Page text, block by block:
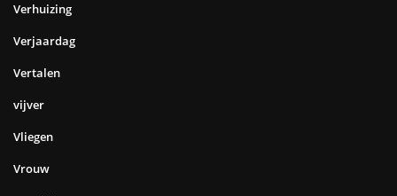
Verhuizing
Verjaardag
Vertalen
vijver
Vliegen
Vrouw